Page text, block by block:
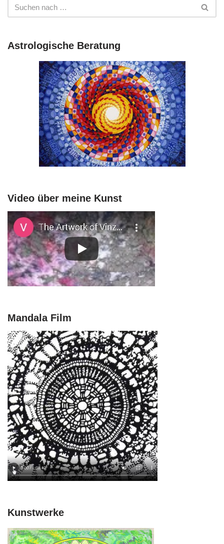
Astrologische Beratung
Video über meine Kunst
Mandala Film
Kunstwerke